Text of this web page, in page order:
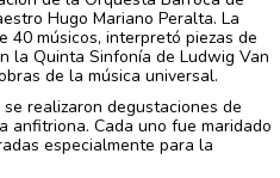
Hugo Mariano Peralta. La
40 músicos, interpretó piezas de
la Quinta Sinfonía de Ludwig Van
de la música universal.
realizaron degustaciones de
anfitriona. Cada uno fue maridado
especialmente para la